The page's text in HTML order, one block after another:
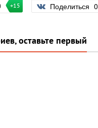
+15 Поделиться 0
оставьте первый